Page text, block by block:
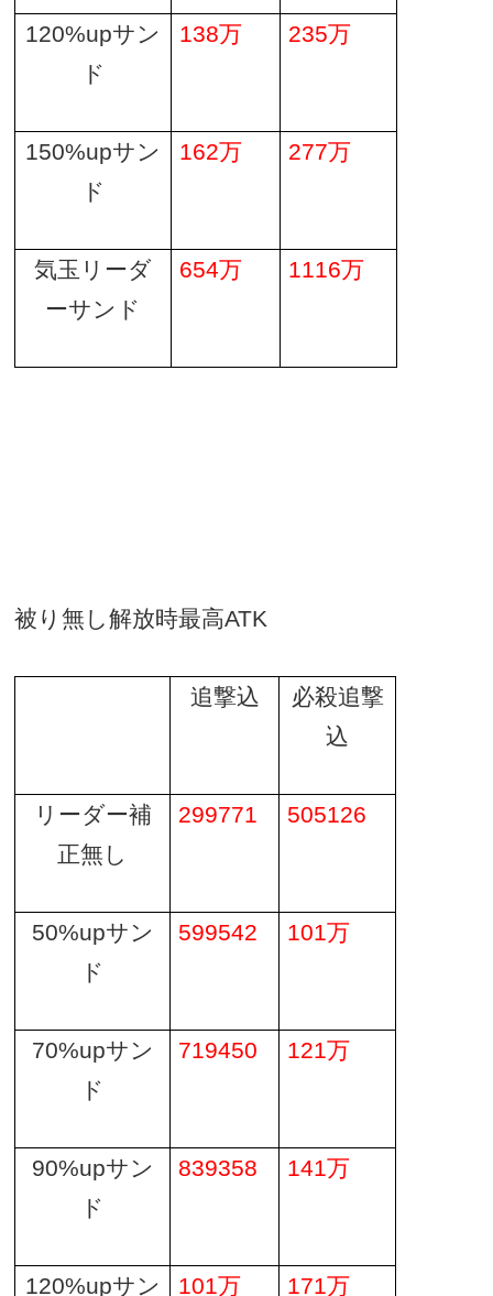
120%upサン
ド
138万 235万
150%upサン
ド
162万 277万
気玉リーダ
ーサンド
654万 1116万
被り無し解放時最高ATK
追撃込
必殺追撃
込
リーダー補
正無し
299771 505126
50%upサン
ド
599542 101万
70%upサン
ド
719450 121万
90%upサン
ド
839358 141万
120%upサン
101万 171万